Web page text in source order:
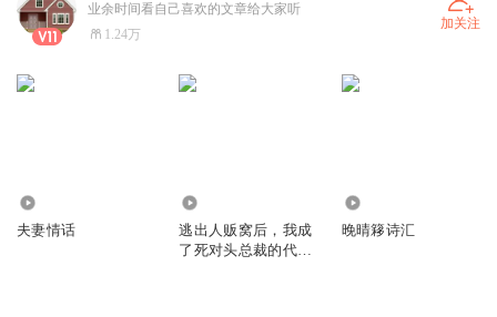
业余时间看自己喜欢的文章给大家听
1.24万
加关注
夫妻情话
逃出人贩窝后，我成
了死对头总裁的代理
晚晴簃诗汇